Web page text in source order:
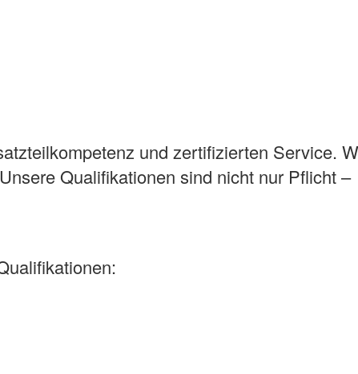
und zertifizierten Service.
Qualifikationen sind nicht nur Pflicht –